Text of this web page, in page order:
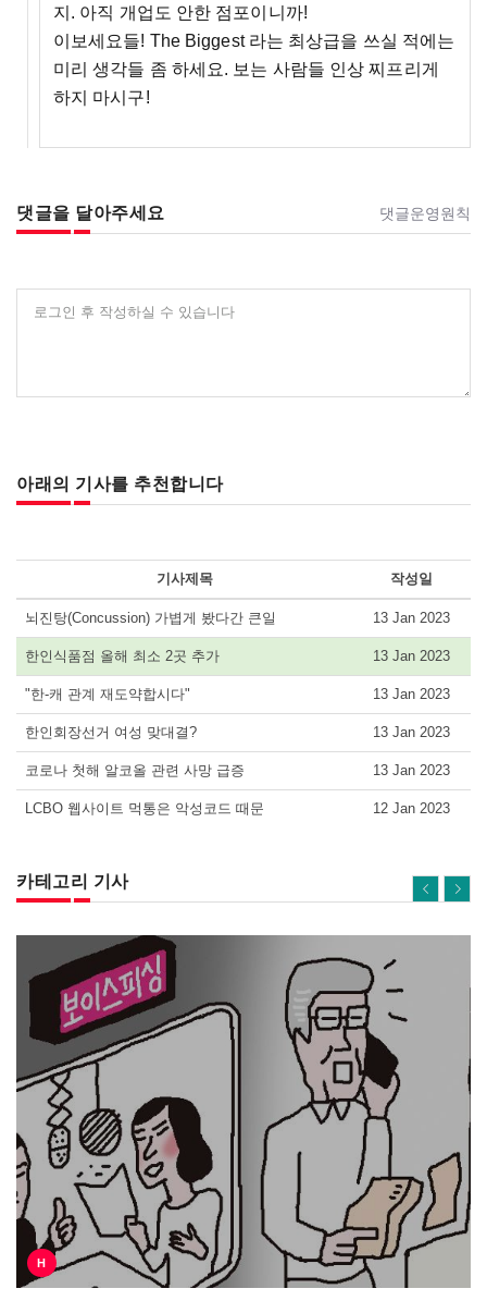
지. 아직 개업도 안한 점포이니까!
이보세요들! The Biggest 라는 최상급을 쓰실 적에는
미리 생각들 좀 하세요. 보는 사람들 인상 찌프리게
하지 마시구!
댓글을 달아주세요 댓글운영원칙
로그인 후 작성하실 수 있습니다
아래의 기사를 추천합니다
기사제목 작성일
뇌진탕(Concussion) 가볍게 봤다간 큰일 13 Jan 2023
한인식품점 올해 최소 2곳 추가 13 Jan 2023
"한-캐 관계 재도약합시다" 13 Jan 2023
한인회장선거 여성 맞대결? 13 Jan 2023
코로나 첫해 알코올 관련 사망 급증 13 Jan 2023
LCBO 웹사이트 먹통은 악성코드 때문 12 Jan 2023
카테고리 기사
H